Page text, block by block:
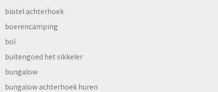
biotel achterhoek
boerencamping
bol
buitengoed het sikkeler
bungalow
bungalow achterhoek huren